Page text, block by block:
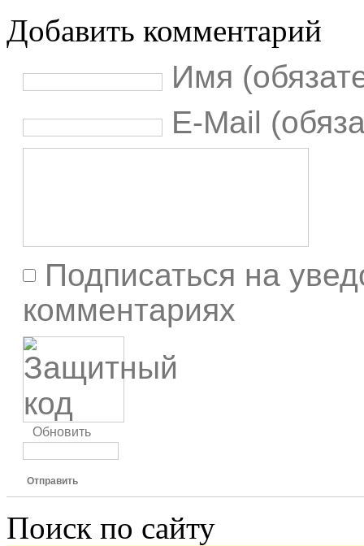
Добавить комментарий
Имя
E-Mail
Подписаться на
комментариях
Обновить
Отправить
Поиск по сайту